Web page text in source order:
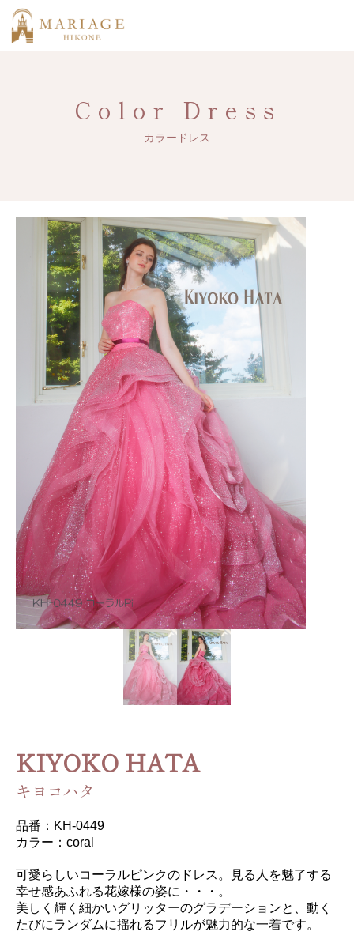
Color Dress
カラードレス
KIYOKO HATA
キヨコハタ
品番：KH-0449
カラー：coral
可愛らしいコーラルピンクのドレス。見る人を魅了する
幸せ感あふれる花嫁様の姿に・・・。
美しく輝く細かいグリッターのグラデーションと、動く